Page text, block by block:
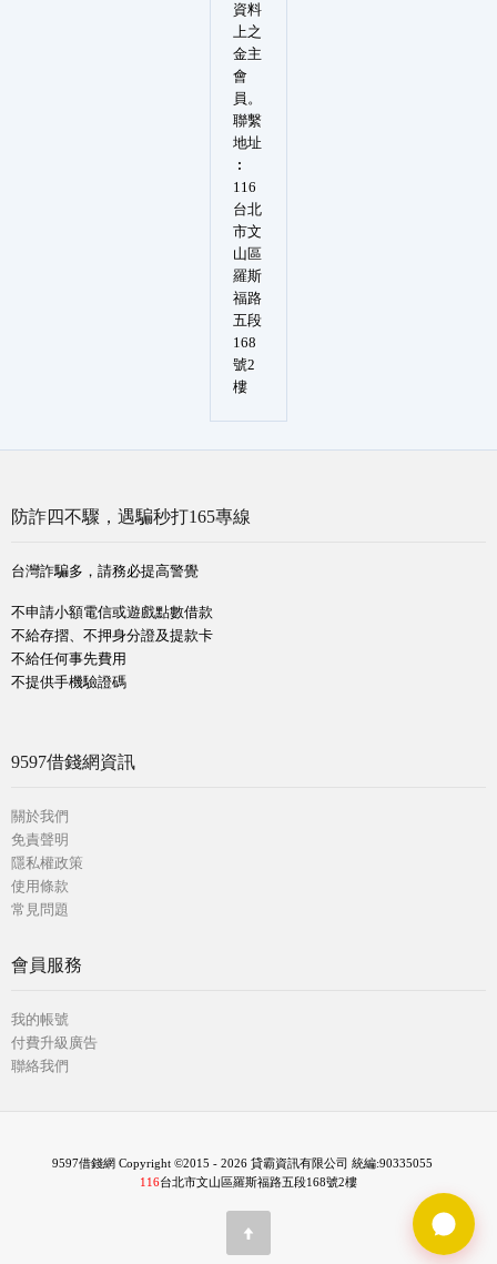
資料
上之
金主
會
員。
聯繫
地址
︰
116
台北
市文
山區
羅斯
福路
五段
168
號2
樓
防詐四不驟，遇騙秒打165專線
台灣詐騙多，請務必提高警覺
不申請小額電信或遊戲點數借款
不給存摺、不押身分證及提款卡
不給任何事先費用
不提供手機驗證碼
9597借錢網資訊
關於我們
免責聲明
隱私權政策
使用條款
常見問題
會員服務
我的帳號
付費升級廣告
聯絡我們
9597借錢網 Copyright ©2015 - 2026 貸霸資訊有限公司 統編:90335055
116台北市文山區羅斯福路五段168號2樓